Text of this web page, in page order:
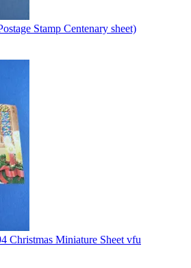
Stamp Centenary sheet)
Miniature Sheet vfu